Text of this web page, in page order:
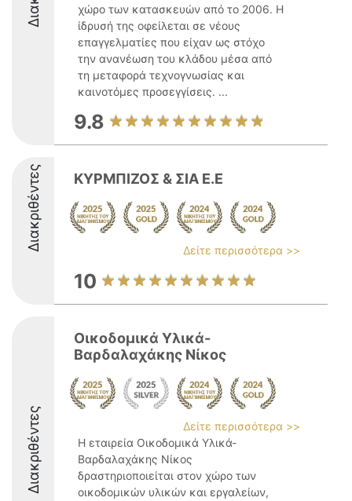
χώρο των κατασκευών από το 2006. Η
ίδρυσή της οφείλεται σε νέους
επαγγελματίες που είχαν ως στόχο
την ανανέωση του κλάδου μέσα από
τη μεταφορά τεχνογνωσίας και
καινοτόμες προσεγγίσεις. ...
9.8
Διακριθέντες ΚΥΡΜΠΙΖΟΣ & ΣΙΑ Ε.Ε
Δείτε περισσότερα >>
10
Διακριθέντες
Οικοδομικά Υλικά-
Βαρδαλαχάκης Νίκος
Δείτε περισσότερα >>
Η εταιρεία Οικοδομικά Υλικά-
Βαρδαλαχάκης Νίκος
δραστηριοποιείται στον χώρο των
οικοδομικών υλικών και εργαλείων,